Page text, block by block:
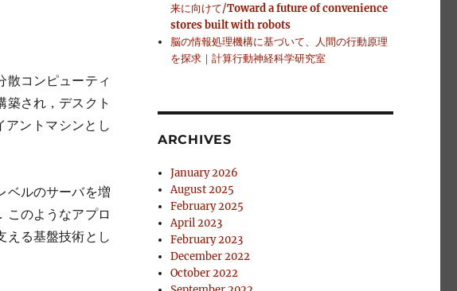
散コンピューティ
築され，デスクト
アントマシンとし
ベルのサーバを増
このようなアプロ
える基盤技術とし
来に向けて/Toward a future of convenience
stores built with robots
脳の情報処理機構に基づいて、人間の行動原理
を探求｜計算行動神経科学研究室
ARCHIVES
January 2026
August 2025
February 2025
April 2023
February 2023
December 2022
October 2022